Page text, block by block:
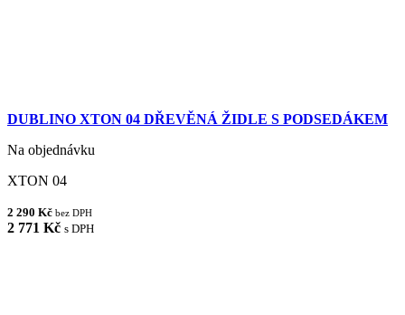
DUBLINO XTON 04 DŘEVĚNÁ ŽIDLE S PODSEDÁKEM
Na objednávku
XTON 04
2 290 Kč bez DPH
2 771 Kč s DPH